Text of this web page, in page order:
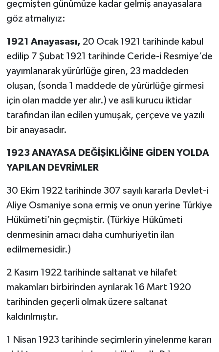
geçmişten günümüze kadar gelmiş anayasalara
göz atmalıyız:
1921 Anayasası, 20 Ocak 1921 tarihinde kabul
edilip 7 Şubat 1921 tarihinde Ceride-i Resmiye’de
yayımlanarak yürürlüğe giren, 23 maddeden
oluşan, (sonda 1 maddede de yürürlüğe girmesi
için olan madde yer alır.) ve asli kurucu iktidar
tarafından ilan edilen yumuşak, çerçeve ve yazılı
bir anayasadır.
1923 ANAYASA DEĞİŞİKLİĞİNE GİDEN YOLDA
YAPILAN DEVRİMLER
30 Ekim 1922 tarihinde 307 sayılı kararla Devlet-i
Aliye Osmaniye sona ermiş ve onun yerine Türkiye
Hükümeti’nin geçmiştir. (Türkiye Hükümeti
denmesinin amacı daha cumhuriyetin ilan
edilmemesidir.)
2 Kasım 1922 tarihinde saltanat ve hilafet
makamları birbirinden ayrılarak 16 Mart 1920
tarihinden geçerli olmak üzere saltanat
kaldırılmıştır.
1 Nisan 1923 tarihinde seçimlerin yinelenme kararı